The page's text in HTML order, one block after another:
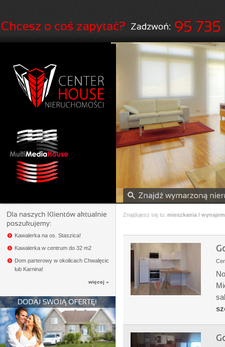
Kawalerka na os. Staszica!
Kawalerka w centrum do 32 m2
Dom parterowy w okolicach Chwalęcic
lub Karnina!
więcej »
Znajdujesz się tu: mieszkania / wynajem